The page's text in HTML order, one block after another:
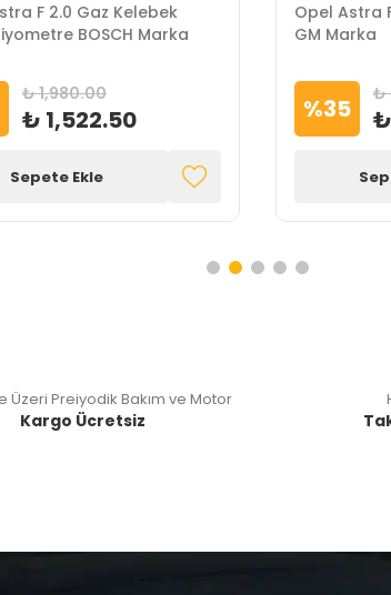
F Direksiyon Pompası
₺ 7,851.24
₺ 4,388.35
Sepete Ekle
Opel Astra
Manifold
%26 ₺
Üzeri Preiyodik Bakım ve Motor
Kargo Ücretsiz